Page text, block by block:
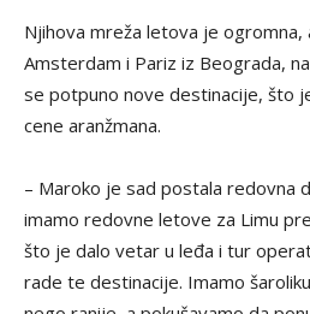
Njihova mreža letova je ogromna,
Amsterdam i Pariz iz Beograda,
se potpuno nove destinacije, što
cene aranžmana.
– Maroko je sad postala redovna
imamo redovne letove za Limu
što je dalo vetar u leđa i tur
rade te destinacije. Imamo